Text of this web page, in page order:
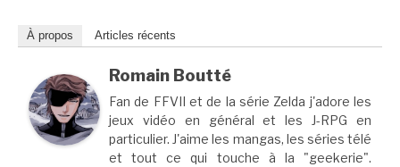
À propos Articles récents
Romain Boutté
Fan de FFVII et de la série Zelda j'adore les
jeux vidéo en général et les J-RPG en
particulier. J'aime les mangas, les séries télé
et tout ce qui touche à la "geekerie".